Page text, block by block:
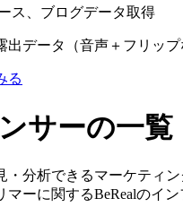
ス、ブログデータ取得
出データ（音声＋フリッ
る
サーの一覧
・分析できるマーケティン
ーに関するBeRealのイ